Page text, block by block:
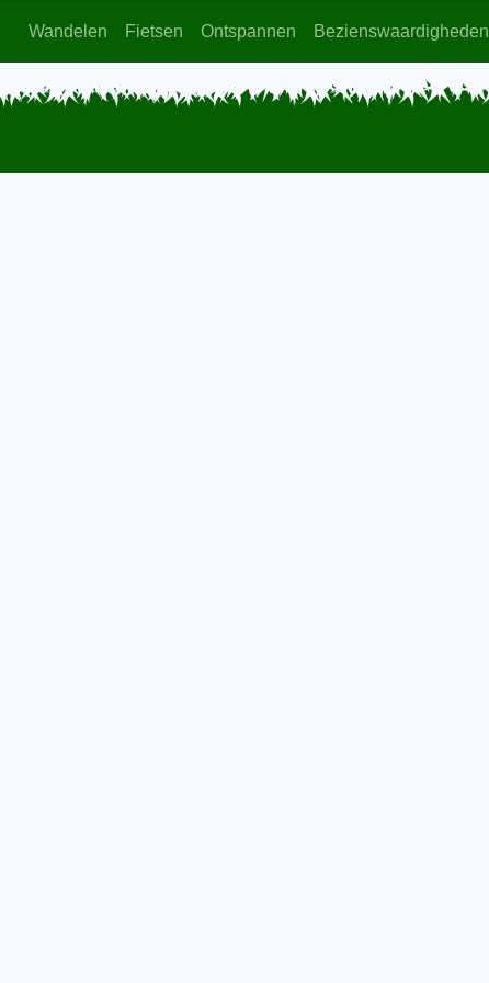
Wandelen Fietsen Ontspannen Bezienswaardigheden